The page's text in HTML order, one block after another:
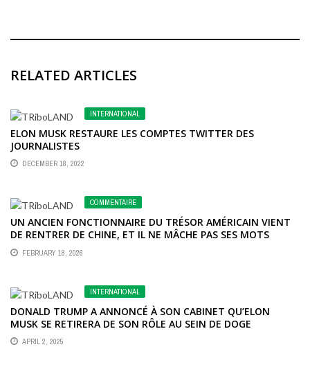
RELATED ARTICLES
INTERNATIONAL
ELON MUSK RESTAURE LES COMPTES TWITTER DES
JOURNALISTES
DECEMBER 18, 2022
COMMENTAIRE
UN ANCIEN FONCTIONNAIRE DU TRÉSOR AMÉRICAIN VIENT
DE RENTRER DE CHINE, ET IL NE MÂCHE PAS SES MOTS
FEBRUARY 18, 2026
INTERNATIONAL
DONALD TRUMP A ANNONCÉ À SON CABINET QU’ELON
MUSK SE RETIRERA DE SON RÔLE AU SEIN DE DOGE
APRIL 2, 2025